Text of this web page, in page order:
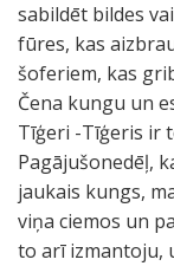
sabildēt bildes
fūres, kas
šoferiem, kas
Čena kungu un
Tīģeri -Tīģeris ir
Pagājušonedēļ,
jaukais kungs,
viņa ciemos un
to arī izmantoju,